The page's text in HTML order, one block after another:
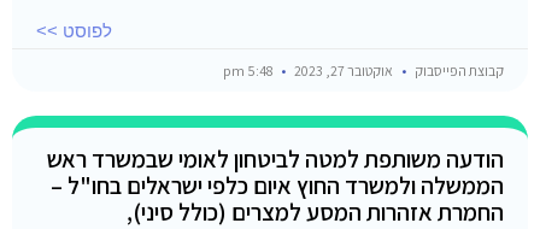
לפוסט >>
קבוצת הפייסבוק אוקטובר 27, 2023
הודעה משותפת למטה לביטחון לאומי שבמשרד ראש
הממשלה ולמשרד החוץ איום כלפי ישראלים בחו"ל –
החמרת אזהרות המסע למצרים (כולל סיני),